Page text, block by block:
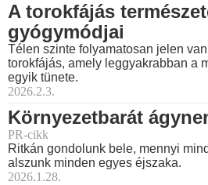
A torokfájás
gyógymódjai
Télen szinte folyamatosan jelen
torokfájás, amely leggyakrabban a
egyik tünete.
2026.2.3.
Környezetbarát
PR-cikk
Ritkán gondolunk bele, mennyi
alszunk minden egyes éjszaka.
2026.1.28.